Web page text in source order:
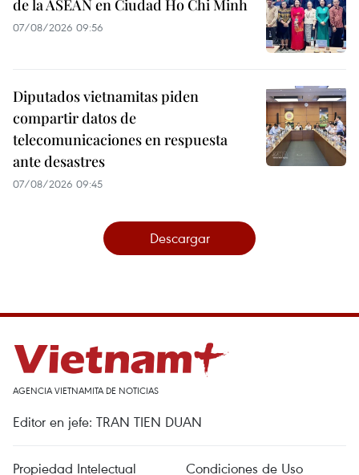
de la ASEAN en Ciudad Ho Chi Minh
07/08/2026 09:56
Diputados vietnamitas piden
compartir datos de
telecomunicaciones en respuesta
ante desastres
07/08/2026 09:45
Descargar
AGENCIA VIETNAMITA DE NOTICIAS
Editor en jefe: TRAN TIEN DUAN
Propiedad Intelectual Condiciones de Uso